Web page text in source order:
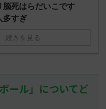
決めた！ (ﾜ
脳死はらだいこです
多すぎ
続きを見る
ール」についてど